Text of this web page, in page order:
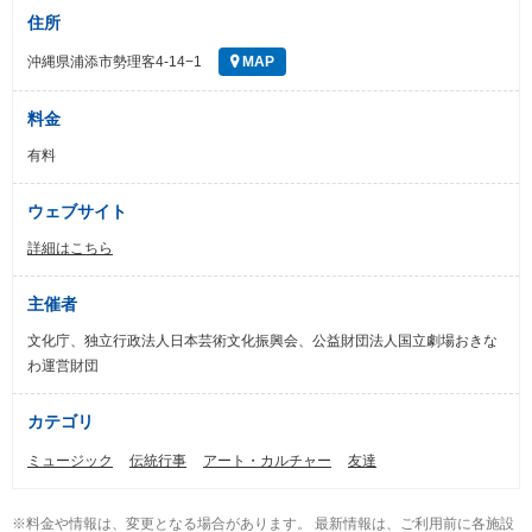
住所
沖縄県浦添市勢理客4-14−1 MAP
料金
有料
ウェブサイト
詳細はこちら
主催者
文化庁、独立行政法人日本芸術文化振興会、公益財団法人国立劇場おきな
わ運営財団
カテゴリ
ミュージック 伝統行事 アート・カルチャー 友達
※料金や情報は、変更となる場合があります。 最新情報は、ご利用前に各施設